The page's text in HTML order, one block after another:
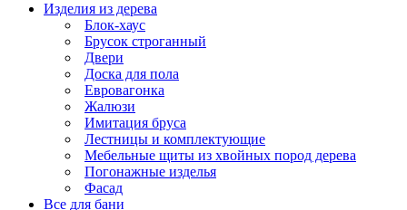
Изделия из дерева
Блок-хаус
Брусок строганный
Двери
Доска для пола
Евровагонка
Жалюзи
Имитация бруса
Лестницы и комплектующие
Мебельные щиты из хвойных пород дерева
Погонажные изделья
Фасад
Все для бани